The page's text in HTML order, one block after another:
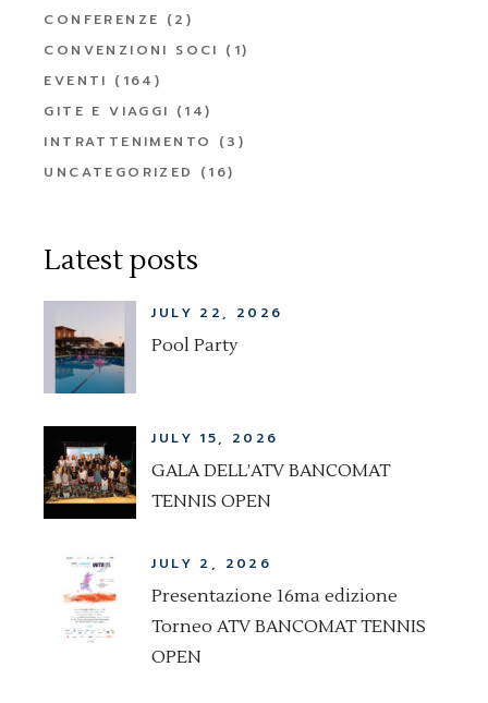
CONFERENZE (2)
CONVENZIONI SOCI (1)
EVENTI (164)
GITE E VIAGGI (14)
INTRATTENIMENTO
(3)
UNCATEGORIZED
(16)
Latest posts
JULY 22, 2026
Pool Party
JULY 15, 2026
GALA DELL’ATV BANCOMAT
TENNIS OPEN
JULY 2, 2026
Presentazione 16ma edizione
Torneo ATV BANCOMAT TENNIS
OPEN